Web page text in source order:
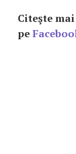
Citeşte
pe